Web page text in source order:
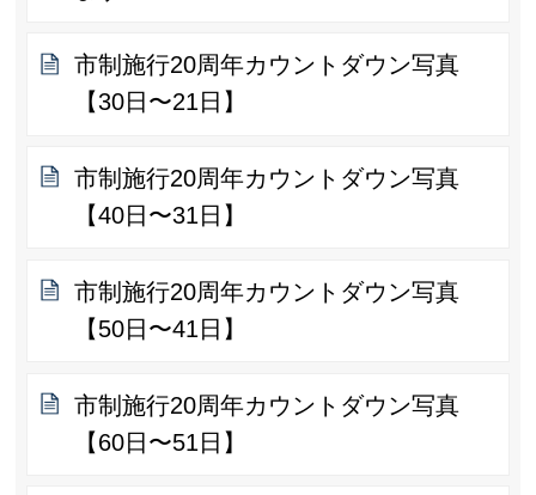
市制施行20周年カウントダウン写真
【30日〜21日】
市制施行20周年カウントダウン写真
【40日〜31日】
市制施行20周年カウントダウン写真
【50日〜41日】
市制施行20周年カウントダウン写真
【60日〜51日】